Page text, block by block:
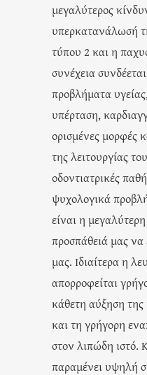
μεγαλύτερος
υπερκατανάλωσή
τύπου 2 και η
συνέχεια
προβλήματα
υπέρταση,
ορισμένες μορφές
της λειτουργίας
οδοντιατρικές
ψυχολογικά
είναι η
προσπάθειά μας να
μας. Ιδιαίτερα η
απορροφείται
κάθετη αύξηση της
και τη γρήγορη
στον λιπώδη ιστό.
παραμένει υψηλή